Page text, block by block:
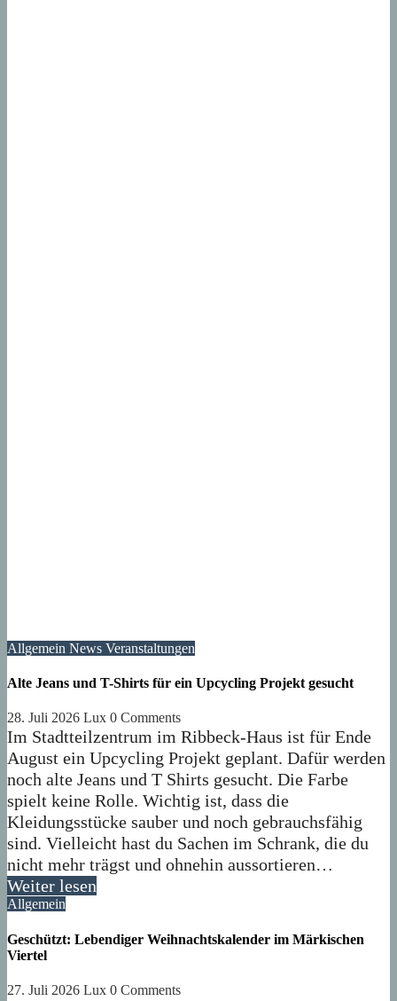
Allgemein News Veranstaltungen
Alte Jeans und T-Shirts für ein Upcycling Projekt gesucht
28. Juli 2026 Lux 0 Comments
Im Stadtteilzentrum im Ribbeck-Haus ist für Ende
August ein Upcycling Projekt geplant. Dafür werden
noch alte Jeans und T Shirts gesucht. Die Farbe
spielt keine Rolle. Wichtig ist, dass die
Kleidungsstücke sauber und noch gebrauchsfähig
sind. Vielleicht hast du Sachen im Schrank, die du
nicht mehr trägst und ohnehin aussortieren…
Weiter lesen
Allgemein
Geschützt: Lebendiger Weihnachtskalender im Märkischen
Viertel
27. Juli 2026 Lux 0 Comments